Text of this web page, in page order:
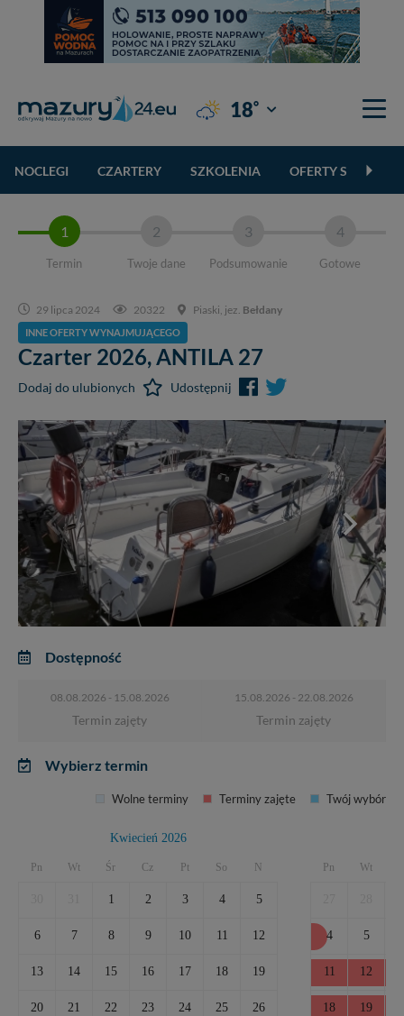
18° Giżycko
NOCLEGI CZARTERY SZKOLENIA OFERTY
1
Termin
2
Twoje dane
3
Podsumowanie
4
Gotowe
29 lipca 2024 20322 Piaski, jez. Bełdany
INNE OFERTY WYNAJMUJĄCEGO
Czarter 2026,ANTILA 27
Dodaj do ulubionych Udostępnij
Dostępność
08.08.2026 - 15.08.2026
Termin zajęty
15.08.2026 - 22.08.2026
Termin zajęty
Wybierz termin
Wolne terminy Terminy zajęte Twój wybór
Kwiecień 2026
Pn Wt Śr Cz Pt So N
1 2 3 4 5
6 7 8 9 10 11 12
13 14 15 16 17 18 19
20 21 22 23 24 25 26
Pn Wt
4 5
11 12
18 19